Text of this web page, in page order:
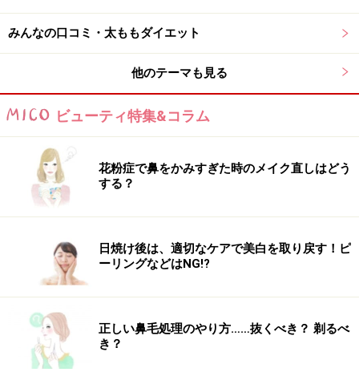
ニングに繋がるので、タオルは余分な痛みを発生させず
に、効率良くトレーニングするための「補助」という形
3､思いっきり壁を押してキープ！
え、そのまま30秒キープ！
※呼吸は止めずにゆっくりと続けましょう！
みんなの口コミ・太ももダイエット
他のテーマも見る
ビューティ特集&コラム
花粉症で鼻をかみすぎた時のメイク直しはどう
する？
日焼け後は、適切なケアで美白を取り戻す！ピ
ーリングなどはNG!?
正しい鼻毛処理のやり方……抜くべき？ 剃るべ
き？